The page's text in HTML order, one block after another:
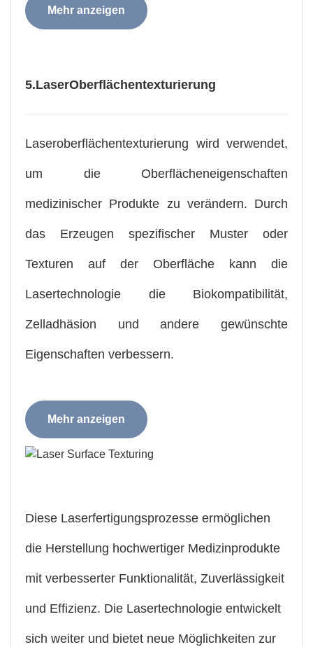
Mehr anzeigen
5.LaserOberflächentexturierung
Laseroberflächentexturierung wird verwendet,
um die Oberflächeneigenschaften
medizinischer Produkte zu verändern. Durch
das Erzeugen spezifischer Muster oder
Texturen auf der Oberfläche kann die
Lasertechnologie die Biokompatibilität,
Zelladhäsion und andere gewünschte
Eigenschaften verbessern.
Mehr anzeigen
Diese Laserfertigungsprozesse ermöglichen
die Herstellung hochwertiger Medizinprodukte
mit verbesserter Funktionalität, Zuverlässigkeit
und Effizienz. Die Lasertechnologie entwickelt
sich weiter und bietet neue Möglichkeiten zur